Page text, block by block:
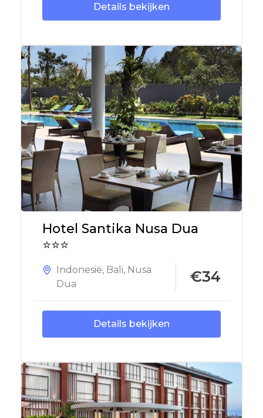
Details bekijken
Hotel Santika Nusa Dua
⭐⭐⭐
Indonesië, Bali, Nusa
Dua
€34
Details bekijken